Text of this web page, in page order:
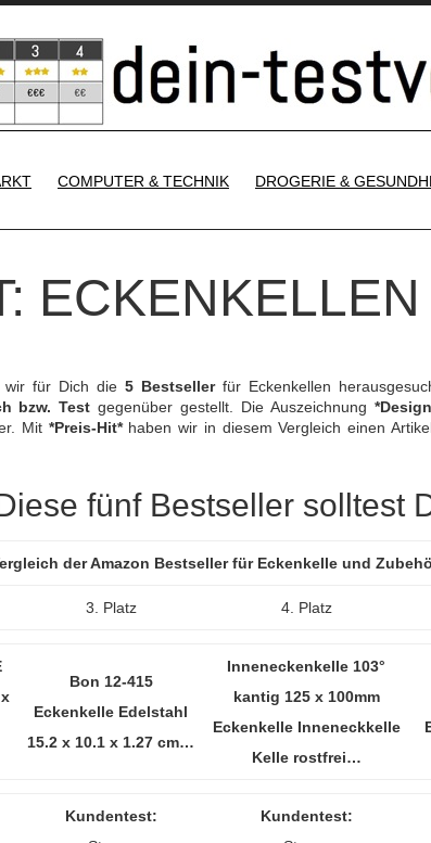
COMPUTER & TECHNIK DROGERIE &
ECKENKELLEN
wir für Dich die 5 Bestsellerfür Eckenkellen
bzw. Test gegenüber gestellt. Die Auszeichnung
Mit *Preis-Hit*haben wir in diesem Vergleich einen
fünf Bestseller solltest
der Amazon Bestseller für Eckenkelle und
3. Platz 4. Platz
Bon 12-415
Eckenkelle Edelstahl
15.2 x 10.1 x 1.27 cm…
Inneneckenkelle 103°
kantig 125 x 100mm
Eckenkelle Inneneckkelle
Kelle rostfrei…
Kundentest:
Kundentest: